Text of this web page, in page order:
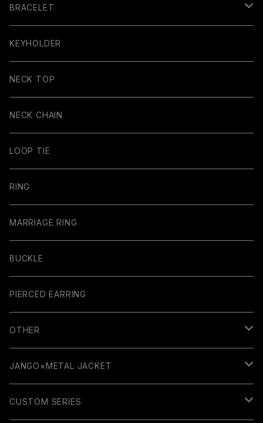
BRACELET
BANGLE
KEYHOLDER
NECK TOP
NECK CHAIN
LOOP TIE
RING
MARRIAGE RING
BUCKLE
PIERCED EARRING
OTHER
GUITAR PARTS
RUBBER COLLECTION
JANGO×METAL JACKET
WALLET
CUSTOM SERIES